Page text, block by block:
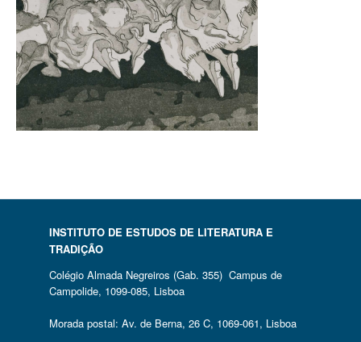
INSTITUTO DE ESTUDOS DE LITERATURA E
TRADIÇÃO
Colégio Almada Negreiros (Gab. 355) Campus de
Campolide, 1099-085, Lisboa
Morada postal: Av. de Berna, 26 C, 1069-061, Lisboa